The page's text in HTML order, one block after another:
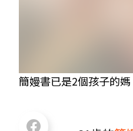
簡嫚書已是2個孩子的